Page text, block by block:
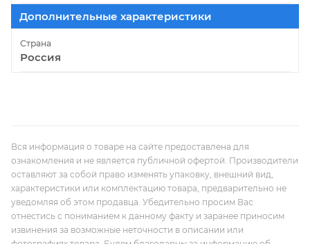
Дополнительные характеристики
Страна
Россия
Вся информация о товаре на сайте предоставлена для
ознакомления и не является публичной офертой. Производители
оставляют за собой право изменять упаковку, внешний вид,
характеристики или комплектацию товара, предварительно не
уведомляя об этом продавца. Убедительно просим Вас
отнестись с пониманием к данному факту и заранее приносим
извинения за возможные неточности в описании или